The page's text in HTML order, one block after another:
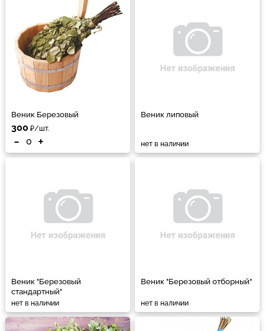
Веник Березовый
300 ₽/шт.
- +
Веник липовый
нет в наличии
Веник "Березовый
стандартный"
нет в наличии
Веник "Березовый отборный"
нет в наличии